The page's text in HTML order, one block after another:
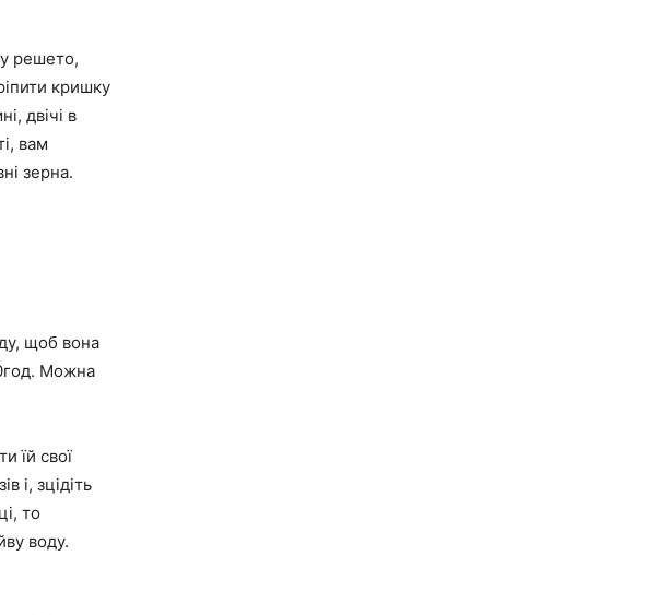
решето,
кришку
двічі в
вам
зерна.
щоб вона
Можна
їй свої
і, зцідіть
то
воду.